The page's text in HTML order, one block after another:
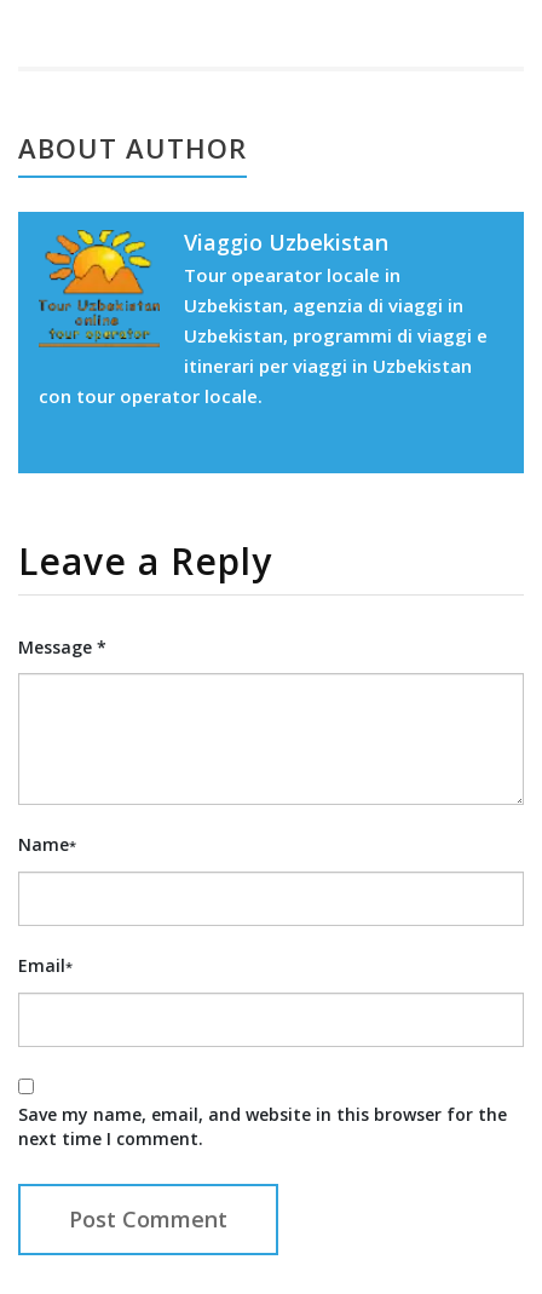
ABOUT AUTHOR
Viaggio Uzbekistan
Tour opearator locale in
Uzbekistan, agenzia di viaggi in
Uzbekistan, programmi di viaggi e
itinerari per viaggi in Uzbekistan
con tour operator locale.
Leave a Reply
Message *
Name*
Email*
Save my name, email, and website in this browser for the
next time I comment.